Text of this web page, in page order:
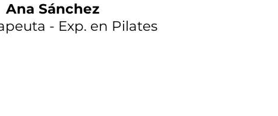
Ana Sánchez
- Exp. en Pilates